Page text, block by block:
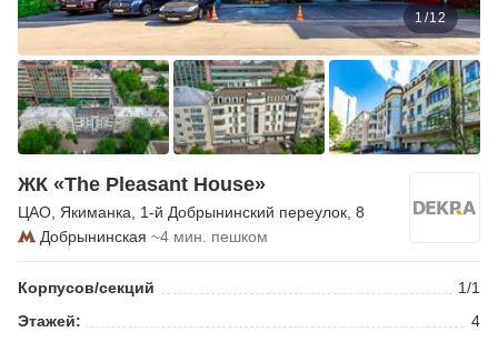
1/12
ЖК «The Pleasant House»
ЦАО Якиманка 1-й Добрынинский переулок , 8
Добрынинская ~4 мин. пешком
Корпусов/секций
1/1
Этажей:
4